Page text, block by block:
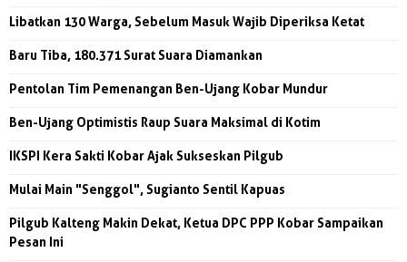
Libatkan 130 Warga, Sebelum Masuk Wajib Diperiksa Ketat
Baru Tiba, 180.371 Surat Suara Diamankan
Pentolan Tim Pemenangan Ben-Ujang Kobar Mundur
Ben-Ujang Optimistis Raup Suara Maksimal di Kotim
IKSPI Kera Sakti Kobar Ajak Sukseskan Pilgub
Mulai Main "Senggol", Sugianto Sentil Kapuas
Pilgub Kalteng Makin Dekat, Ketua DPC PPP Kobar Sampaikan
Pesan Ini